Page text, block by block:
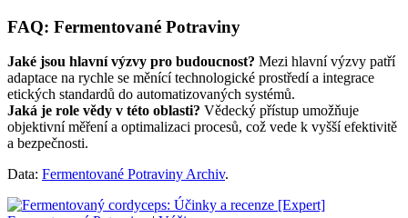
FAQ: Fermentované Potraviny
Jaké jsou hlavní výzvy pro budoucnost? Mezi hlavní výzvy patří
adaptace na rychle se měnící technologické prostředí a integrace
etických standardů do automatizovaných systémů.
Jaká je role vědy v této oblasti? Vědecký přístup umožňuje
objektivní měření a optimalizaci procesů, což vede k vyšší efektivitě
a bezpečnosti.
Data: Fermentované Potraviny Archiv.